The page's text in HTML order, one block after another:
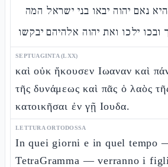
נאם יהוה יבאו בני ישראל המה
ובכו ילכו ואת יהוה אלהיהם יבקשו
SEPTUAGINTA (LXX)
καὶ οὐκ ἤκουσεν Ιωαναν καὶ
τῆς δυνάμεως καὶ πᾶς ὁ λαὸς
κατοικῆσαι ἐν γῇ Ιουδα.
LETTURA ORTODOSSA
In quei giorni e in quel tempo
TetraGramma — verranno i